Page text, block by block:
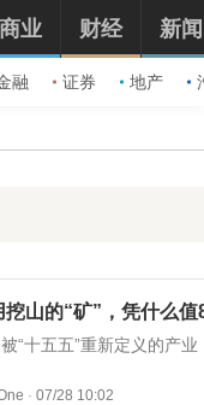
融 证券 地产
商业 财经 新闻
挖山的“矿”，凭什么值
“十五五”重新定义的产
· 07/28 10:02